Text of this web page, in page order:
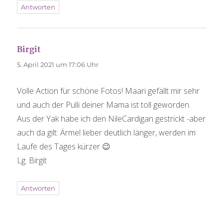
Antworten
Birgit
5. April 2021 um 17:06 Uhr
Volle Action für schöne Fotos! Maari gefällt mir sehr
und auch der Pulli deiner Mama ist toll geworden.
Aus der Yak habe ich den NileCardigan gestrickt -aber
auch da gilt: Ärmel lieber deutlich länger, werden im
Laufe des Tages kürzer 😉
Lg. Birgit
Antworten